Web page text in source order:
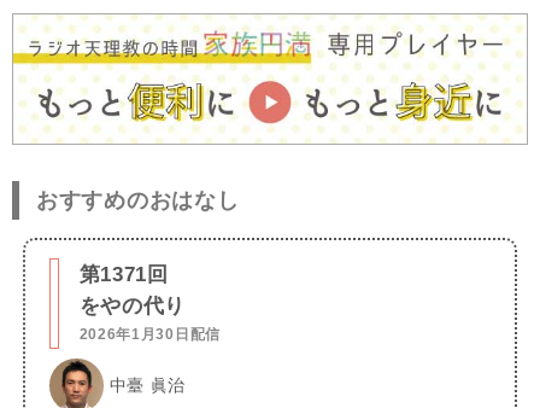
おすすめのおはなし
第1371回
をやの代り
2026年1月30日配信
中臺 眞治